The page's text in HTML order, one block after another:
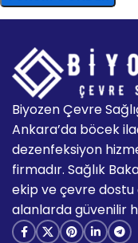
Biyozen Çevre
Ankara’da böcek
dezenfeksiyon
firmadır. Sağlık
ekip ve çevre dostu
alanlarda güvenilir